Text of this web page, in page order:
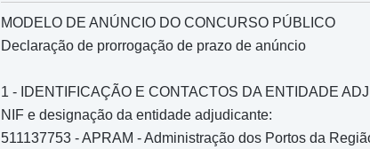
MODELO DE ANÚNCIO DO CONCURSO PÚBLICO
Declaração de prorrogação de prazo de anúncio
1 - IDENTIFICAÇÃO E CONTACTOS DA ENTIDADE
NIF e designação da entidade adjudicante:
511137753 - APRAM - Administração dos Portos da